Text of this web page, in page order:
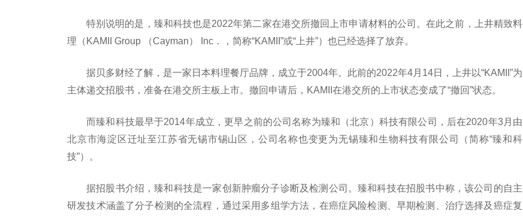
特别说明的是，臻和科技也是2022年第二家在港交所撤回上市申请材料的公司。在此之前，上井精致料
理（KAMII Group （Cayman） Inc．，简称“KAMII”或“上井”）也已经选择了放弃。
据贝多财经了解，是一家日本料理餐厅品牌，成立于2004年。此前的2022年4月14日，上井以“KAMII”为
主体递交招股书，准备在港交所主板上市。撤回申请后，KAMII在港交所的上市状态变成了“撤回”状态。
而臻和科技最早于2014年成立，更早之前的公司名称为臻和（北京）科技有限公司，后在2020年3月由
北京市海淀区迁址至江苏省无锡市锡山区，公司名称也变更为无锡臻和生物科技有限公司（简称“臻和科
技”）。
据招股书介绍，臻和科技是一家创新肿瘤分子诊断及检测公司。臻和科技在招股书中称，该公司的自主
研发技术涵盖了分子检测的全流程，通过采用多组学方法，在癌症风险检测、早期检测、治疗选择及癌症复